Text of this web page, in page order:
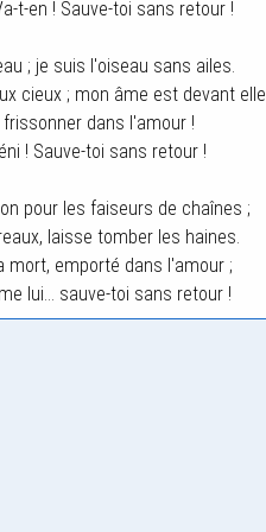
t-en ! Sauve-toi sans retour !
; je suis l'oiseau sans ailes.
cieux ; mon âme est devant
dans l'amour !
! Sauve-toi sans retour !
pour les faiseurs de chaînes ;
laisse tomber les haines.
mort, emporté dans l'amour ;
lui... sauve-toi sans retour !